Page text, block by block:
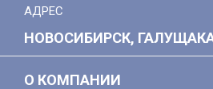
АДРЕС
НОВОСИБИРСК,
О КОМПАНИИ